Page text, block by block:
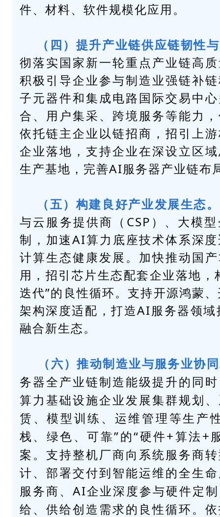
件、材料、软件规模化应用。
（四）提升产业链供应链韧性
彻落实国家新一轮重点产业链高
积极引导企业参与制造业强链补
子元器件和集成电路国际交易中
合、用户集采、跨境服务等能力
依托链主企业以链招商，招引上
企业落地，支持企业在深设立区
生产基地，完善AI服务器产业链布
（五）构建良好产业发展生态。
与云服务提供商（CSP）、大模
制，加速AI算力底座技术体系深
计算生态健康发展。加快推动国
用，招引芯片生态配套企业落地，
迭代”的良性循环。支持开源鸿蒙
架构深度适配，打造AI服务器领
融合新生态。
（六）推动制造业与服务业协
务器全产业链制造能级提升的同
算力基础设施企业发展集群规划
赁、模型训练、运维管理等生产
栈、绿色、可靠”的“硬件+算法+
案。支持整机厂商向系统服务商
计、部署交付到智能运维的全生
服务商、AI企业深度参与硬件定
给、供给创造需求的良性循环。